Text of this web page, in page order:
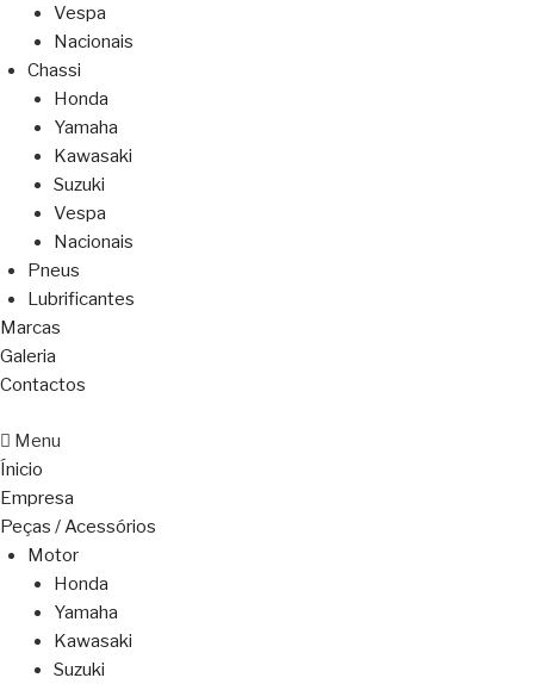
Vespa
Nacionais
Chassi
Honda
Yamaha
Kawasaki
Suzuki
Vespa
Nacionais
Pneus
Lubrificantes
Marcas
Galeria
Contactos
Menu
Ínicio
Empresa
Peças / Acessórios
Motor
Honda
Yamaha
Kawasaki
Suzuki